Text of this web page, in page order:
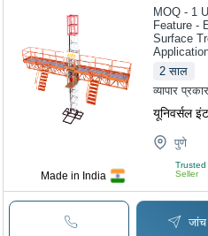
Made in India
MOQ - 1
Feature -
Surface
2 साल
व्यापार
यूनिवर्सल
पुणे
Trusted
Seller